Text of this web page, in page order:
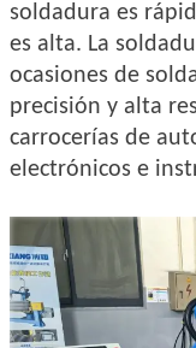
soldadura es
es alta. La
ocasiones de
precisión y alta
carrocerías de
electrónicos e